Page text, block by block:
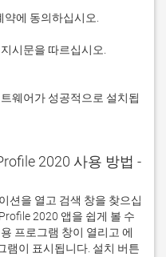
2020 사용 방법 -
션을 열고 검색 창을 찾으십
2020 앱을 쉽게 볼 수
프로그램 창이 열리고 에
램이 표시됩니다. 설치 버튼